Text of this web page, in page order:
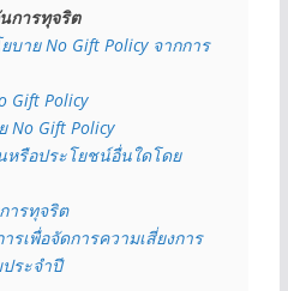
การทุจริต
าย No Gift Policy จากการ
Gift Policy
No Gift Policy
หรือประโยชน์อื่นใดโดย
ารทุจริต
รเพื่อจัดการความเสี่ยงการ
ระจำปี